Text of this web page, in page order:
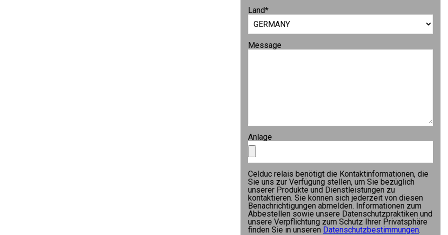
Land*
Message
Anlage
Celduc relais benötigt die Kontaktinformationen, die
Sie uns zur Verfügung stellen, um Sie bezüglich
unserer Produkte und Dienstleistungen zu
kontaktieren. Sie können sich jederzeit von diesen
Benachrichtigungen abmelden. Informationen zum
Abbestellen sowie unsere Datenschutzpraktiken und
unsere Verpflichtung zum Schutz Ihrer Privatsphäre
finden Sie in unseren Datenschutzbestimmungen.